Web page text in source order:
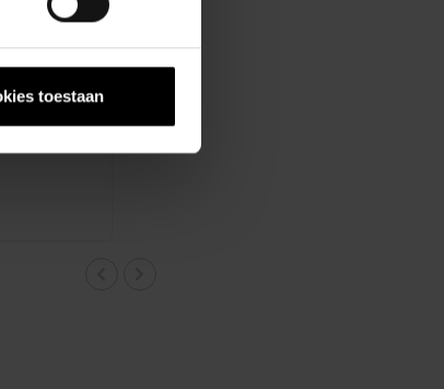
toestaan
With